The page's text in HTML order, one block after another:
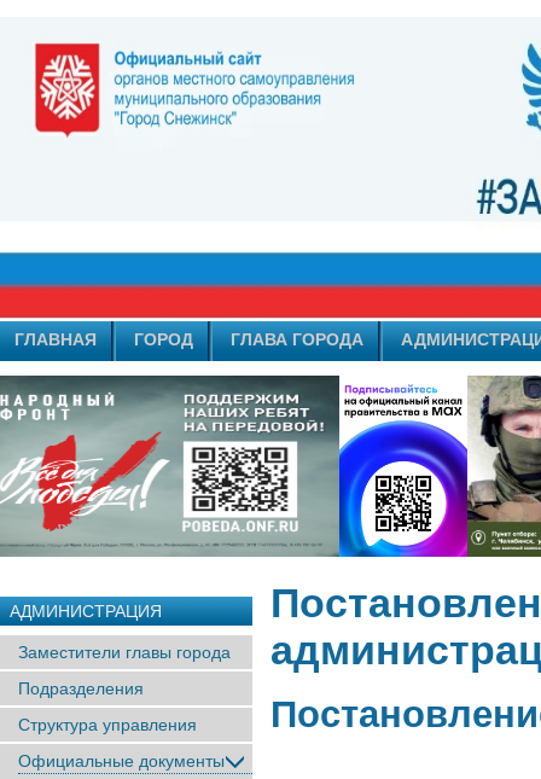
ГЛАВНАЯ ГОРОД ГЛАВА ГОРОДА
АДМИНИСТРАЦИЯ
Заместители главы города
Подразделения
Структура управления
Официальные документы